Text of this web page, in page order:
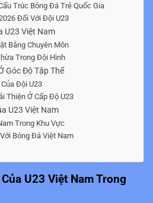
Trúc Bóng Đá Trẻ Quốc Gia
Đối Với Đội U23
U23 Việt Nam
Bằng Chuyên Môn
Trong Đội Hình
Góc Độ Tập Thể
Đội U23
Thiện Ở Cấp Độ U23
U23 Việt Nam
Trong Khu Vực
Bóng Đá Việt Nam
U23 Việt Nam Trong